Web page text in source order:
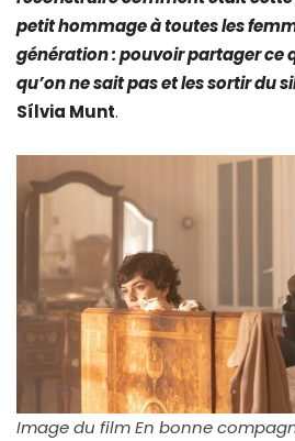
petit hommage à toutes les
génération : pouvoir partager ce
qu’on ne sait pas et les sortir du
Sílvia Munt.
Image du film En bonne